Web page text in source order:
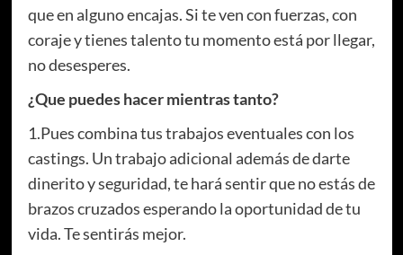
que en alguno encajas. Si te ven con fuerzas, con
coraje y tienes talento tu momento está por llegar,
no desesperes.
¿Que puedes hacer mientras tanto?
1.Pues combina tus trabajos eventuales con los
castings. Un trabajo adicional además de darte
dinerito y seguridad, te hará sentir que no estás de
brazos cruzados esperando la oportunidad de tu
vida. Te sentirás mejor.